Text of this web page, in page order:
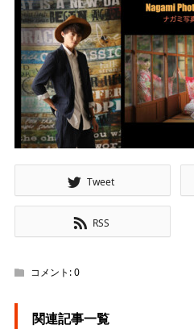
Tweet
RSS
コメント:0
関連記事一覧